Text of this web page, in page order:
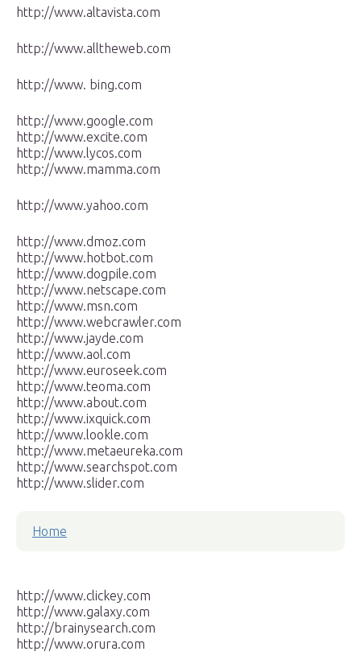
http://www.altavista.com
http://www.alltheweb.com
http://www. bing.com
http://www.google.com
http://www.excite.com
http://www.lycos.com
http://www.mamma.com
http://www.yahoo.com
http://www.dmoz.com
http://www.hotbot.com
http://www.dogpile.com
http://www.netscape.com
http://www.msn.com
http://www.webcrawler.com
http://www.jayde.com
http://www.aol.com
http://www.euroseek.com
http://www.teoma.com
http://www.about.com
http://www.ixquick.com
http://www.lookle.com
http://www.metaeureka.com
http://www.searchspot.com
http://www.slider.com
Home
http://www.clickey.com
http://www.galaxy.com
http://brainysearch.com
http://www.orura.com